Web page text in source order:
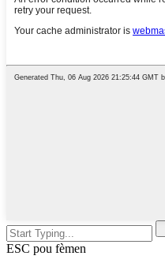
ESC pou fèmen